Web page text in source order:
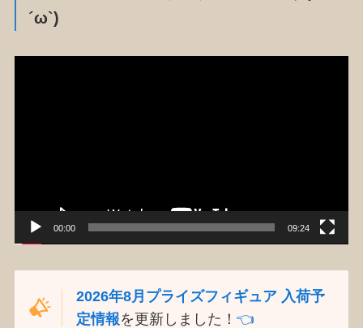
´ω`)
00:00 09:24
2026年8月プライズフィギュア 入荷予
定情報を更新しました！👈️